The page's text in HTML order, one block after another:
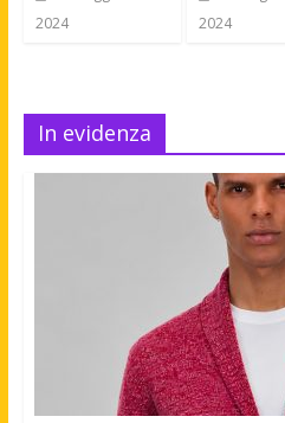
2024
2024
In evidenza